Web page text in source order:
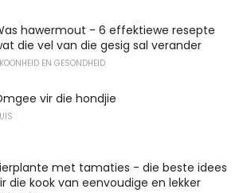
hawermout - 6 effektiewe resepte
die vel van die gesig sal verander
EN GESONDHEID
vir die hondjie
met tamaties - die beste idees
die kook van eenvoudige en lekker